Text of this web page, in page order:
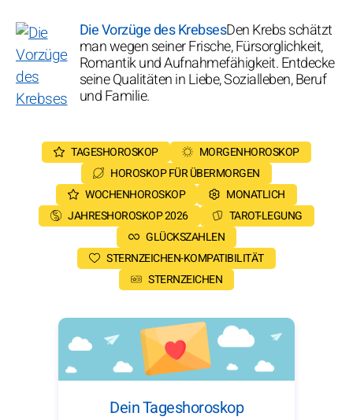
Die Vorzüge des KrebsesDen Krebs schätzt
man wegen seiner Frische, Fürsorglichkeit,
Romantik und Aufnahmefähigkeit. Entdecke
seine Qualitäten in Liebe, Sozialleben, Beruf
und Familie.
TAGESHOROSKOP
MORGENHOROSKOP
HOROSKOP FÜR ÜBERMORGEN
WOCHENHOROSKOP
MONATLICH
JAHRESHOROSKOP 2026
TAROT-LEGUNG
GLÜCKSZAHLEN
STERNZEICHEN-KOMPATIBILITÄT
STERNZEICHEN
Dein Tageshoroskop